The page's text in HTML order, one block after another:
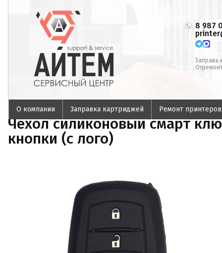
8 987
Заправь
О компании Заправка картриджей Ремонт принтеров
Чехол силиконовый смарт
кнопки (с лого)